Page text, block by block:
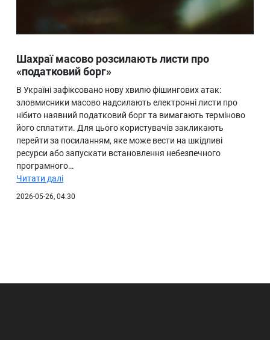
Шахраї масово розсилають листи про
«податковий борг»
В Україні зафіксовано нову хвилю фішингових атак:
зловмисники масово надсилають електронні листи про
нібито наявний податковий борг та вимагають терміново
його сплатити. Для цього користувачів закликають
перейти за посиланням, яке може вести на шкідливі
ресурси або запускати встановлення небезпечного
програмного…
Читати далі
2026-05-26, 04:30